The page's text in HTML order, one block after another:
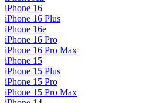
iPhone 16
iPhone 16 Plus
iPhone 16e
iPhone 16 Pro
iPhone 16 Pro Max
iPhone 15
iPhone 15 Plus
iPhone 15 Pro
iPhone 15 Pro Max